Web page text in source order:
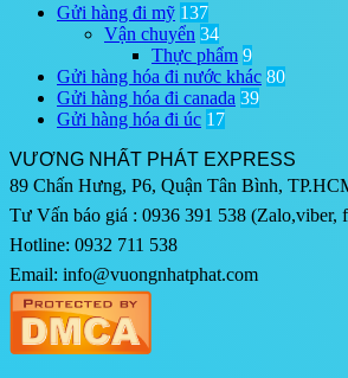
Gửi hàng đi mỹ 137
Vận chuyển 34
Thực phẩm 9
Gửi hàng hóa đi nước khác 80
Gửi hàng hóa đi canada 39
Gửi hàng hóa đi úc 17
VƯƠNG NHẤT PHÁT EXPRESS
89 Chấn Hưng, P6, Quận Tân Bình,
Tư Vấn báo giá : 0936 391 538 (Zalo,viber,
Hotline: 0932 711 538
Email: info@vuongnhatphat.com